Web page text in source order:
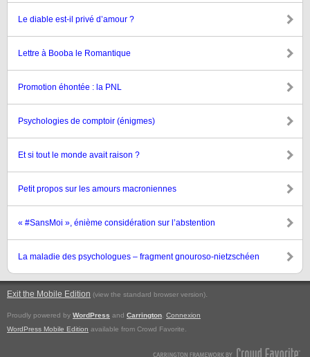
Le diable est-il privé d’amour ?
Lettre à Booba le Romantique
Promotion éhontée : la PNL
Psychologies de comptoir (énigmes)
Et si tout le monde avait raison ?
Petit propos sur les amours macroniennes
« #SansMoi », énième considération sur l’abstention
La maladie des psychologues – fragment gnouroso-nietzschéen
Exit the Mobile Edition (view the standard browser version).
Proudly powered by WordPress and Carrington Connexion
WordPress Mobile Edition available from Crowd Favorite.